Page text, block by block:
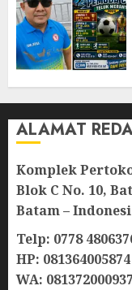
ALAMAT
Komplek
Blok C No. 10,
Batam –
Telp: 0778
HP: 081364005874
WA: 081372000937